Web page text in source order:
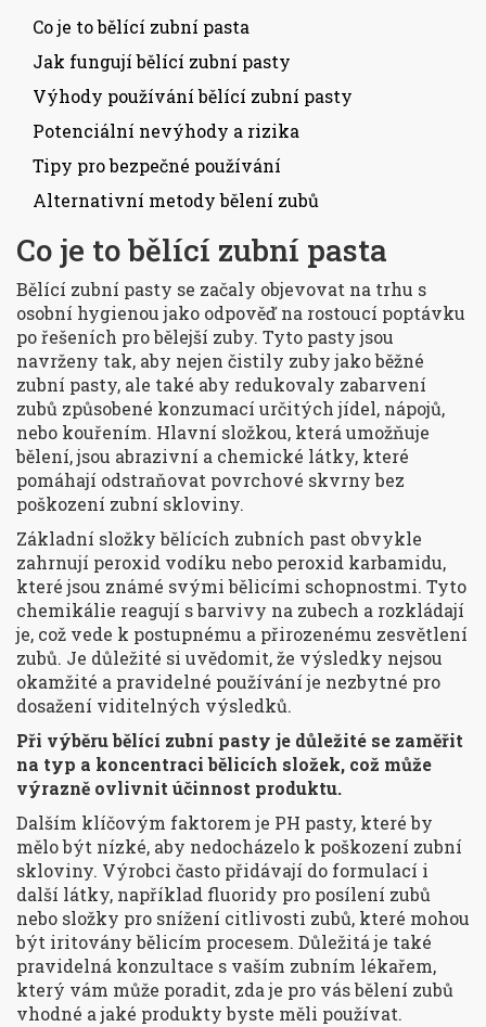
Co je to bělící zubní pasta
Jak fungují bělící zubní pasty
Výhody používání bělící zubní pasty
Potenciální nevýhody a rizika
Tipy pro bezpečné používání
Alternativní metody bělení zubů
Co je to bělící zubní pasta
Bělící zubní pasty se začaly objevovat na trhu s
osobní hygienou jako odpověď na rostoucí poptávku
po řešeních pro bělejší zuby. Tyto pasty jsou
navrženy tak, aby nejen čistily zuby jako běžné
zubní pasty, ale také aby redukovaly zabarvení
zubů způsobené konzumací určitých jídel, nápojů,
nebo kouřením. Hlavní složkou, která umožňuje
bělení, jsou abrazivní a chemické látky, které
pomáhají odstraňovat povrchové skvrny bez
poškození zubní skloviny.
Základní složky bělících zubních past obvykle
zahrnují peroxid vodíku nebo peroxid karbamidu,
které jsou známé svými bělicími schopnostmi. Tyto
chemikálie reagují s barvivy na zubech a rozkládají
je, což vede k postupnému a přirozenému zesvětlení
zubů. Je důležité si uvědomit, že výsledky nejsou
okamžité a pravidelné používání je nezbytné pro
dosažení viditelných výsledků.
Při výběru bělící zubní pasty je důležité se zaměřit
na typ a koncentraci bělicích složek, což může
výrazně ovlivnit účinnost produktu.
Dalším klíčovým faktorem je PH pasty, které by
mělo být nízké, aby nedocházelo k poškození zubní
skloviny. Výrobci často přidávají do formulací i
další látky, například fluoridy pro posílení zubů
nebo složky pro snížení citlivosti zubů, které mohou
být iritovány bělicím procesem. Důležitá je také
pravidelná konzultace s vaším zubním lékařem,
který vám může poradit, zda je pro vás bělení zubů
vhodné a jaké produkty byste měli používat.